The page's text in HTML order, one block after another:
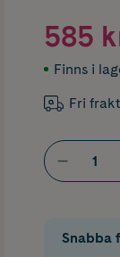
585
Finns i
Fri
Snabba